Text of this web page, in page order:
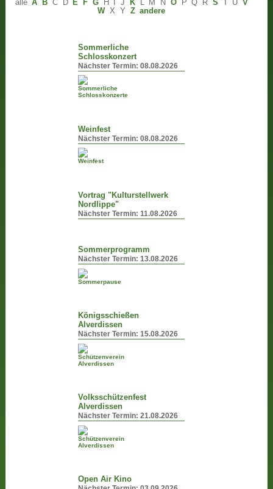
alle A B C D E F G H J K L M N O P Q R S U V
W X Y Z andere
Sommerliche
Schlosskonzert
Nächster Termin:08.08.2026
Weinfest
Nächster Termin:08.08.2026
Vortrag "Kulturstellwerk
Nordlippe"
Nächster Termin:11.08.2026
Sommerprogramm
Nächster Termin:13.08.2026
Königsschießen
Alverdissen
Nächster Termin:15.08.2026
Volksschützenfest
Alverdissen
Nächster Termin:21.08.2026
Open Air Kino